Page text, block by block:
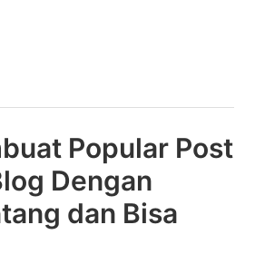
Popular Post
Dengan
dan Bisa